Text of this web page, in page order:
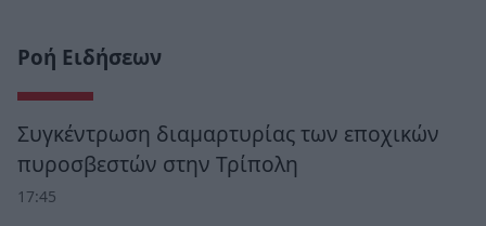
Ροή Ειδήσεων
Συγκέντρωση διαμαρτυρίας των εποχικών
πυροσβεστών στην Τρίπολη
17:45